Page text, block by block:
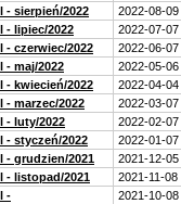
sierpień/2022
2022-08-09
- lipiec/2022
2022-07-07
czerwiec/2022
2022-06-07
maj/2022
2022-05-06
kwiecień/2022
2022-04-04
marzec/2022
2022-03-07
- luty/2022
2022-02-07
styczeń/2022
2022-01-07
- grudzien/2021
2021-12-05
- listopad/2021
2021-11-08
-
2021-10-08